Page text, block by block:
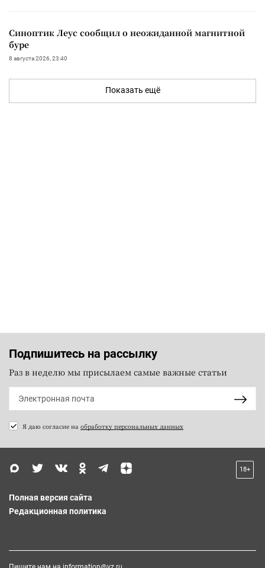
Синоптик Леус сообщил о неожиданной магнитной
буре
8 августа 2026, 23:40
Показать ещё
Подпишитесь на рассылку
Раз в неделю мы присылаем самые важные статьи
Я даю согласие на обработку персональных данных
18+
Полная версия сайта
Редакционная политика